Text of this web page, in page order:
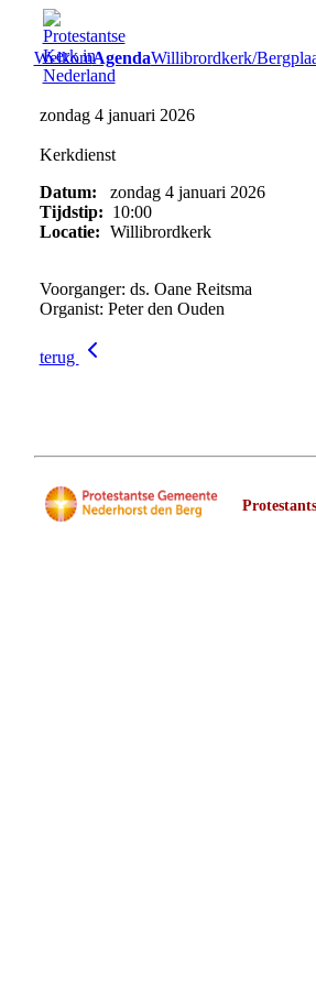
WelkomAgendaWillibrordkerk/
zondag 4 januari 2026
Kerkdienst
Datum:
zondag 4 januari 2026
Tijdstip: 10:00
Locatie: Willibrordkerk
Voorganger: ds. Oane Reitsma
Organist: Peter den Ouden
terug